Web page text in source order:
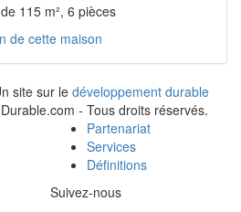
115 m², 6 pièces
de cette maison
site sur le développement durable
- Tous droits réservés.
Partenariat
Services
Définitions
Suivez-nous